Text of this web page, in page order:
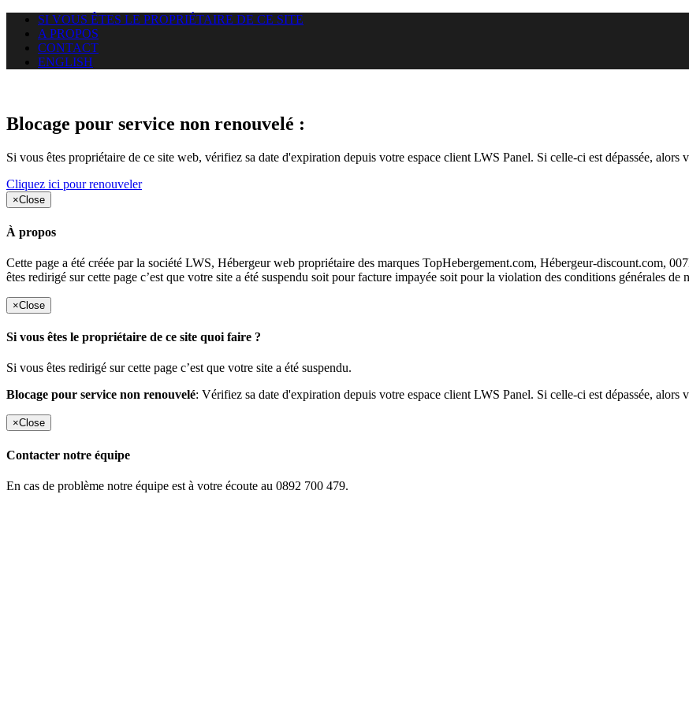
SI VOUS ÊTES LE PROPRIÉTAIRE DE CE SITE
A PROPOS
CONTACT
ENGLISH
Blocage pour service non renouvelé :
Si vous êtes propriétaire de ce site web, vérifiez sa date d'expiration depuis votre espace client LWS Panel. Si celle-ci est dépassée,
Cliquez ici pour renouveler
×Close
À propos
Cette page a été créée par la société LWS, Hébergeur web propriétaire des marques TopHebergement.com, Hébergeur-discount.com,
êtes redirigé sur cette page c’est que votre site a été suspendu soit pour facture impayée soit pour la violation des conditions générales de
×Close
Si vous êtes le propriétaire de ce site quoi faire ?
Si vous êtes redirigé sur cette page c’est que votre site a été suspendu.
Blocage pour service non renouvelé: Vérifiez sa date d'expiration depuis votre espace client LWS Panel. Si celle-ci est dépassée,
×Close
Contacter notre équipe
En cas de problème notre équipe est à votre écoute au 0892 700 479.